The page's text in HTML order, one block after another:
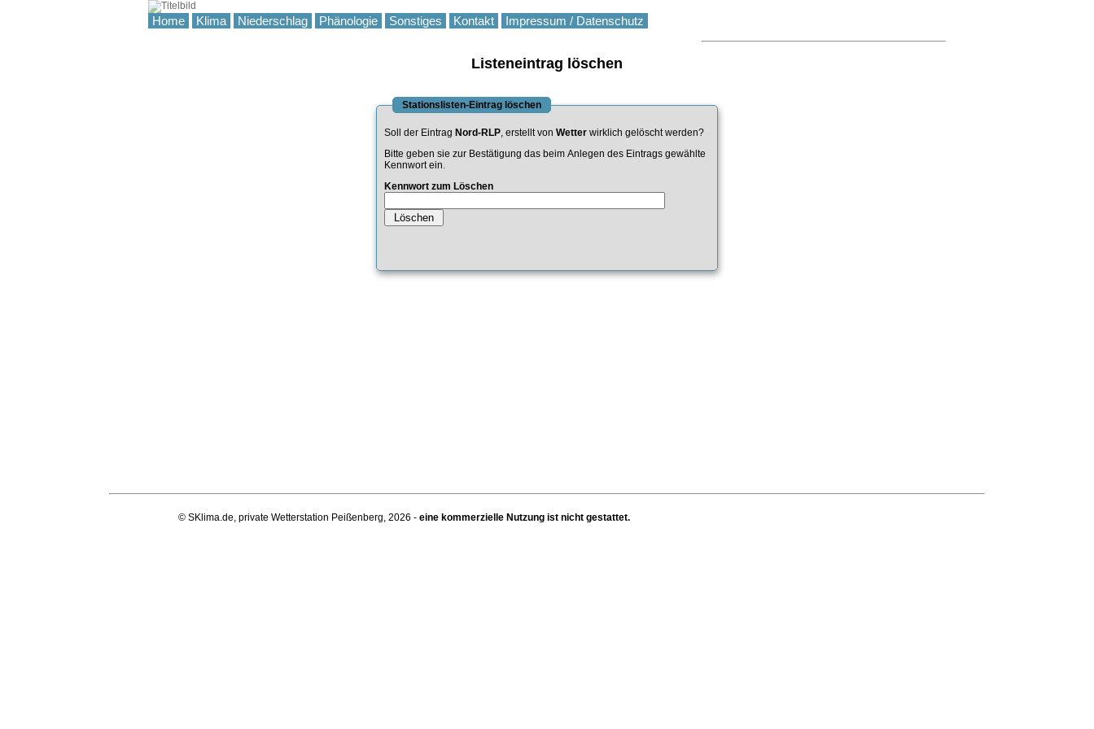
Home Klima Niederschlag Phänologie Sonstiges Kontakt Impressum / Datenschutz
Listeneintrag löschen
Stationslisten-Eintrag löschen
Soll der Eintrag Nord-RLP, erstellt von Wetter wirklich gelöscht werden?
Bitte geben sie zur Bestätigung das beim Anlegen des Eintrags gewählte
Kennwort ein.
Kennwort zum Löschen
© SKlima.de, private Wetterstation Peißenberg, 2026 - eine kommerzielle Nutzung ist nicht gestattet.